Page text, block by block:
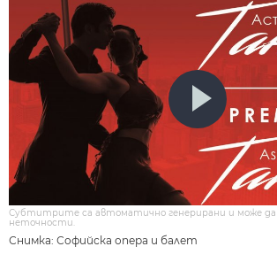
Снимка: Софийска опера и балет
Субтитрите са автоматично генерирани и може
неточности.